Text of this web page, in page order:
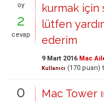
oy
2
cevap
kurmak
lütfen
ederim
9 Mart 2016 Mac
Kullanıcı (170 puan)
0
Mac Tower